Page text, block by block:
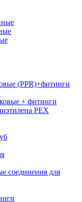
(PPR)+фитинги
+ фитинги
PEX
соединения для